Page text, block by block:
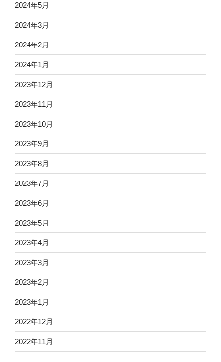
2024年5月
2024年3月
2024年2月
2024年1月
2023年12月
2023年11月
2023年10月
2023年9月
2023年8月
2023年7月
2023年6月
2023年5月
2023年4月
2023年3月
2023年2月
2023年1月
2022年12月
2022年11月